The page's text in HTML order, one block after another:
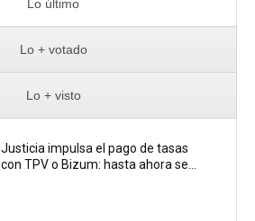
Lo último
Lo + votado
Lo + visto
Justicia impulsa el pago de tasas
con TPV o Bizum: hasta ahora se...